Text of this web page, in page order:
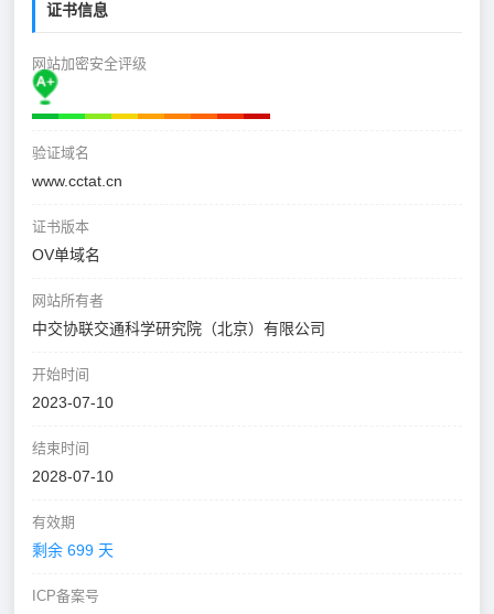
证书信息
网站加密安全评级
验证域名
www.cctat.cn
证书版本
OV单域名
网站所有者
中交协联交通科学研究院（北京）有限公司
开始时间
2023-07-10
结束时间
2028-07-10
有效期
剩余 699 天
ICP备案号